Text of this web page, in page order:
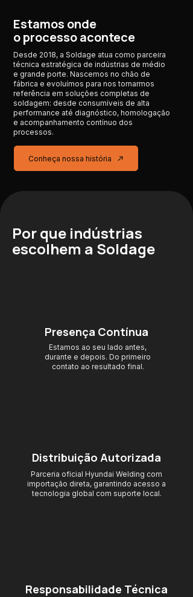
Estamos onde
o processo acontece
Desde 2018, a Soldage atua como parceira
técnica estratégica de indústrias de médio
e grande porte. Nascemos no chão de
fábrica e evoluímos para nos tornarmos
referência em soluções completas de
soldagem: desde consumíveis de alta
performance até diagnóstico, homologação
e acompanhamento contínuo dos
processos.
Conheça nossa história
Por que indústrias
escolhem a Soldage
Presença Contínua
Estamos ao seu lado antes,
durante e depois. Do primeiro
contato ao resultado final.
Distribuição Autorizada
Parceria oficial Hyundai Welding com
importação direta, garantindo acesso a
tecnologia global com suporte local.
Responsabilidade Técnica